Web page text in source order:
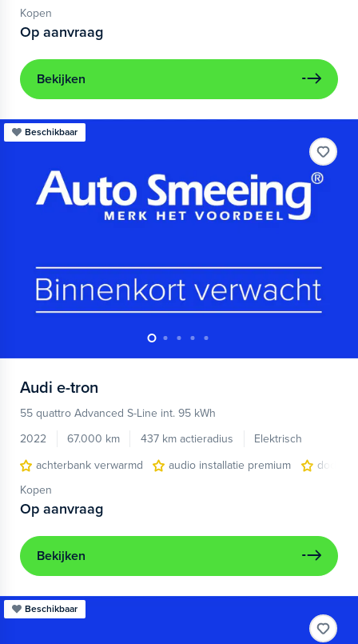
Kopen
Op aanvraag
Bekijken
Beschikbaar
Audi e-tron
55 quattro Advanced S-Line int. 95 kWh
2022
67.000 km 437 km actieradius
Elektrisch
achterbank verwarmd
audio installatie premium
Kopen
Op aanvraag
Bekijken
Beschikbaar